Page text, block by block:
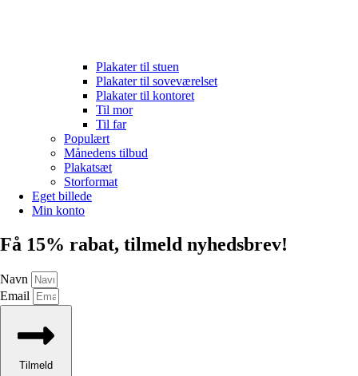
Plakater til stuen
Plakater til soveværelset
Plakater til kontoret
Til mor
Til far
Populært
Månedens tilbud
Plakatsæt
Storformat
Eget billede
Min konto
Få 15% rabat, tilmeld nyhedsbrev!
Navn
Email
Tilmeld